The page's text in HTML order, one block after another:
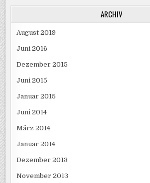
ARCHIV
August 2019
Juni 2016
Dezember 2015
Juni 2015
Januar 2015
Juni 2014
März 2014
Januar 2014
Dezember 2013
November 2013